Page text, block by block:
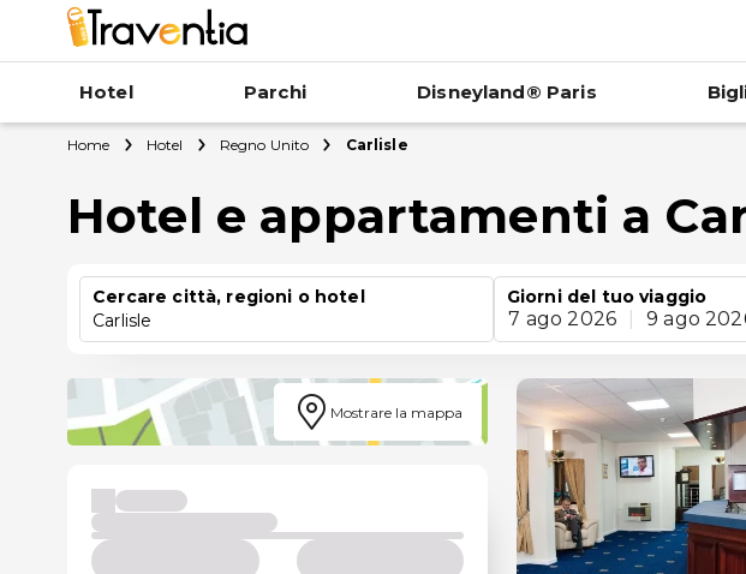
Hotel Parchi Disneyland® Paris
Home Hotel Regno Unito Carlisle
Hotel e appartamenti a
Cercare città, regioni o hotel
Carlisle
Giorni del tuo viaggio
7 ago 2026 9 ago
Mostrare la mappa